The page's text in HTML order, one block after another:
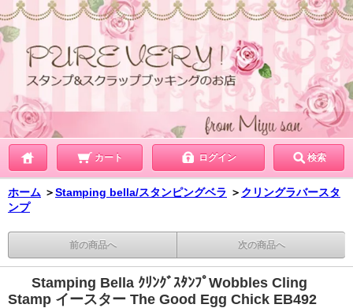
カート ログイン 検索
ホーム ＞Stamping bella/スタンピングベラ ＞ クリングラバースタ
ンプ
前の商品へ 次の商品へ
Stamping Bella ｸﾘﾝｸﾞｽﾀﾝﾌﾟWobbles Cling
Stamp イースター The Good Egg Chick EB492